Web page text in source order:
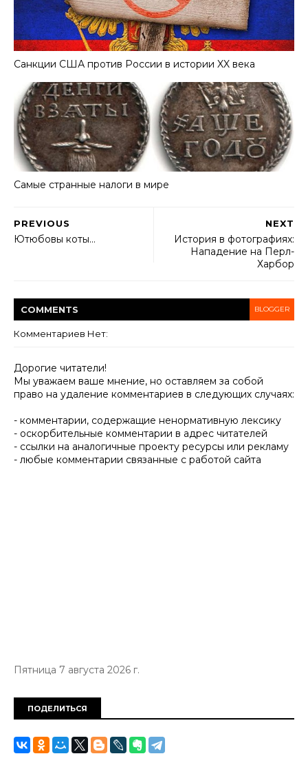
Санкции США против России в истории XX века
Самые странные налоги в мире
NEXT
История в фотографиях:
Нападение на Перл-
Харбор
PREVIOUS
Ютюбовы коты…
COMMENTS BLOGGER
Комментариев Нет:
Дорогие читатели!
Мы уважаем ваше мнение, но оставляем за собой
право на удаление комментариев в следующих случаях:
- комментарии, содержащие ненормативную лексику
- оскорбительные комментарии в адрес читателей
- ссылки на аналогичные проекту ресурсы или рекламу
- любые комментарии связанные с работой сайта
Пятница 7 августа 2026 г.
ПОДЕЛИТЬСЯ